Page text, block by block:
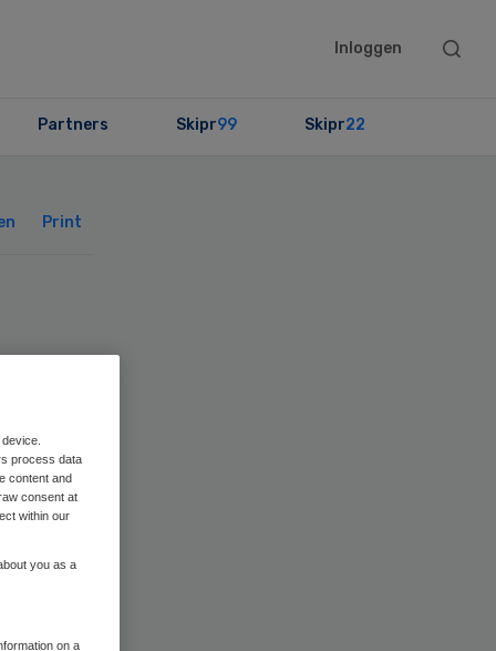
Inloggen
Search
Partners Skipr99 Skipr22
Print
process data
content and
consent at
within our
you as a
on a